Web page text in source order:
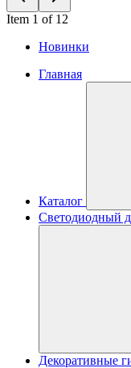
Item 1 of 12
Новинки
Главная
Каталог
Светодиодный
Декоративные